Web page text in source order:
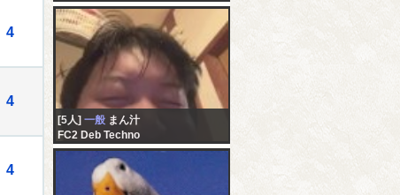
4
4
4
[5人] 一般 まん汁
FC2 Deb Techno